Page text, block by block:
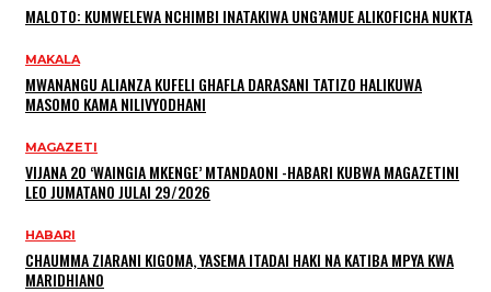
MALOTO: KUMWELEWA NCHIMBI INATAKIWA UNG’AMUE ALIKOFICHA NUKTA
MAKALA
MWANANGU ALIANZA KUFELI GHAFLA DARASANI TATIZO HALIKUWA
MASOMO KAMA NILIVYODHANI
MAGAZETI
VIJANA 20 ‘WAINGIA MKENGE’ MTANDAONI -HABARI KUBWA MAGAZETINI
LEO JUMATANO JULAI 29/2026
HABARI
CHAUMMA ZIARANI KIGOMA, YASEMA ITADAI HAKI NA KATIBA MPYA KWA
MARIDHIANO